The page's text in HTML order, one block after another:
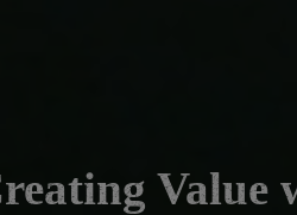
Value